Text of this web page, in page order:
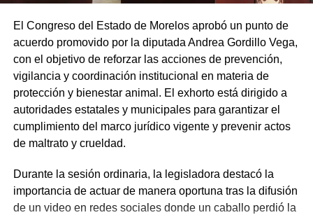
El Congreso del Estado de Morelos aprobó un punto de
acuerdo promovido por la diputada Andrea Gordillo Vega,
con el objetivo de reforzar las acciones de prevención,
vigilancia y coordinación institucional en materia de
protección y bienestar animal. El exhorto está dirigido a
autoridades estatales y municipales para garantizar el
cumplimiento del marco jurídico vigente y prevenir actos
de maltrato y crueldad.
Durante la sesión ordinaria, la legisladora destacó la
importancia de actuar de manera oportuna tras la difusión
de un video en redes sociales donde un caballo perdió la